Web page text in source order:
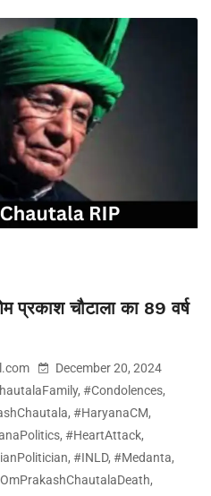
प्रकाश चौटाला का 89 वर्ष
December 20, 2024
, #Condolences,
, #HaryanaCM,
, #HeartAttack,
, #INLD, #Medanta,
,